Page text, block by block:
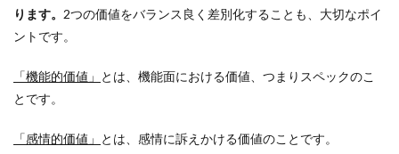
ります。 2つの価値をバランス良く差別化することも、大切なポイ
ントです。
「機能的価値」 とは、機能面における価値、つまりスペックのこ
とです。
「感情的価値」 とは、感情に訴えかける価値のことです。